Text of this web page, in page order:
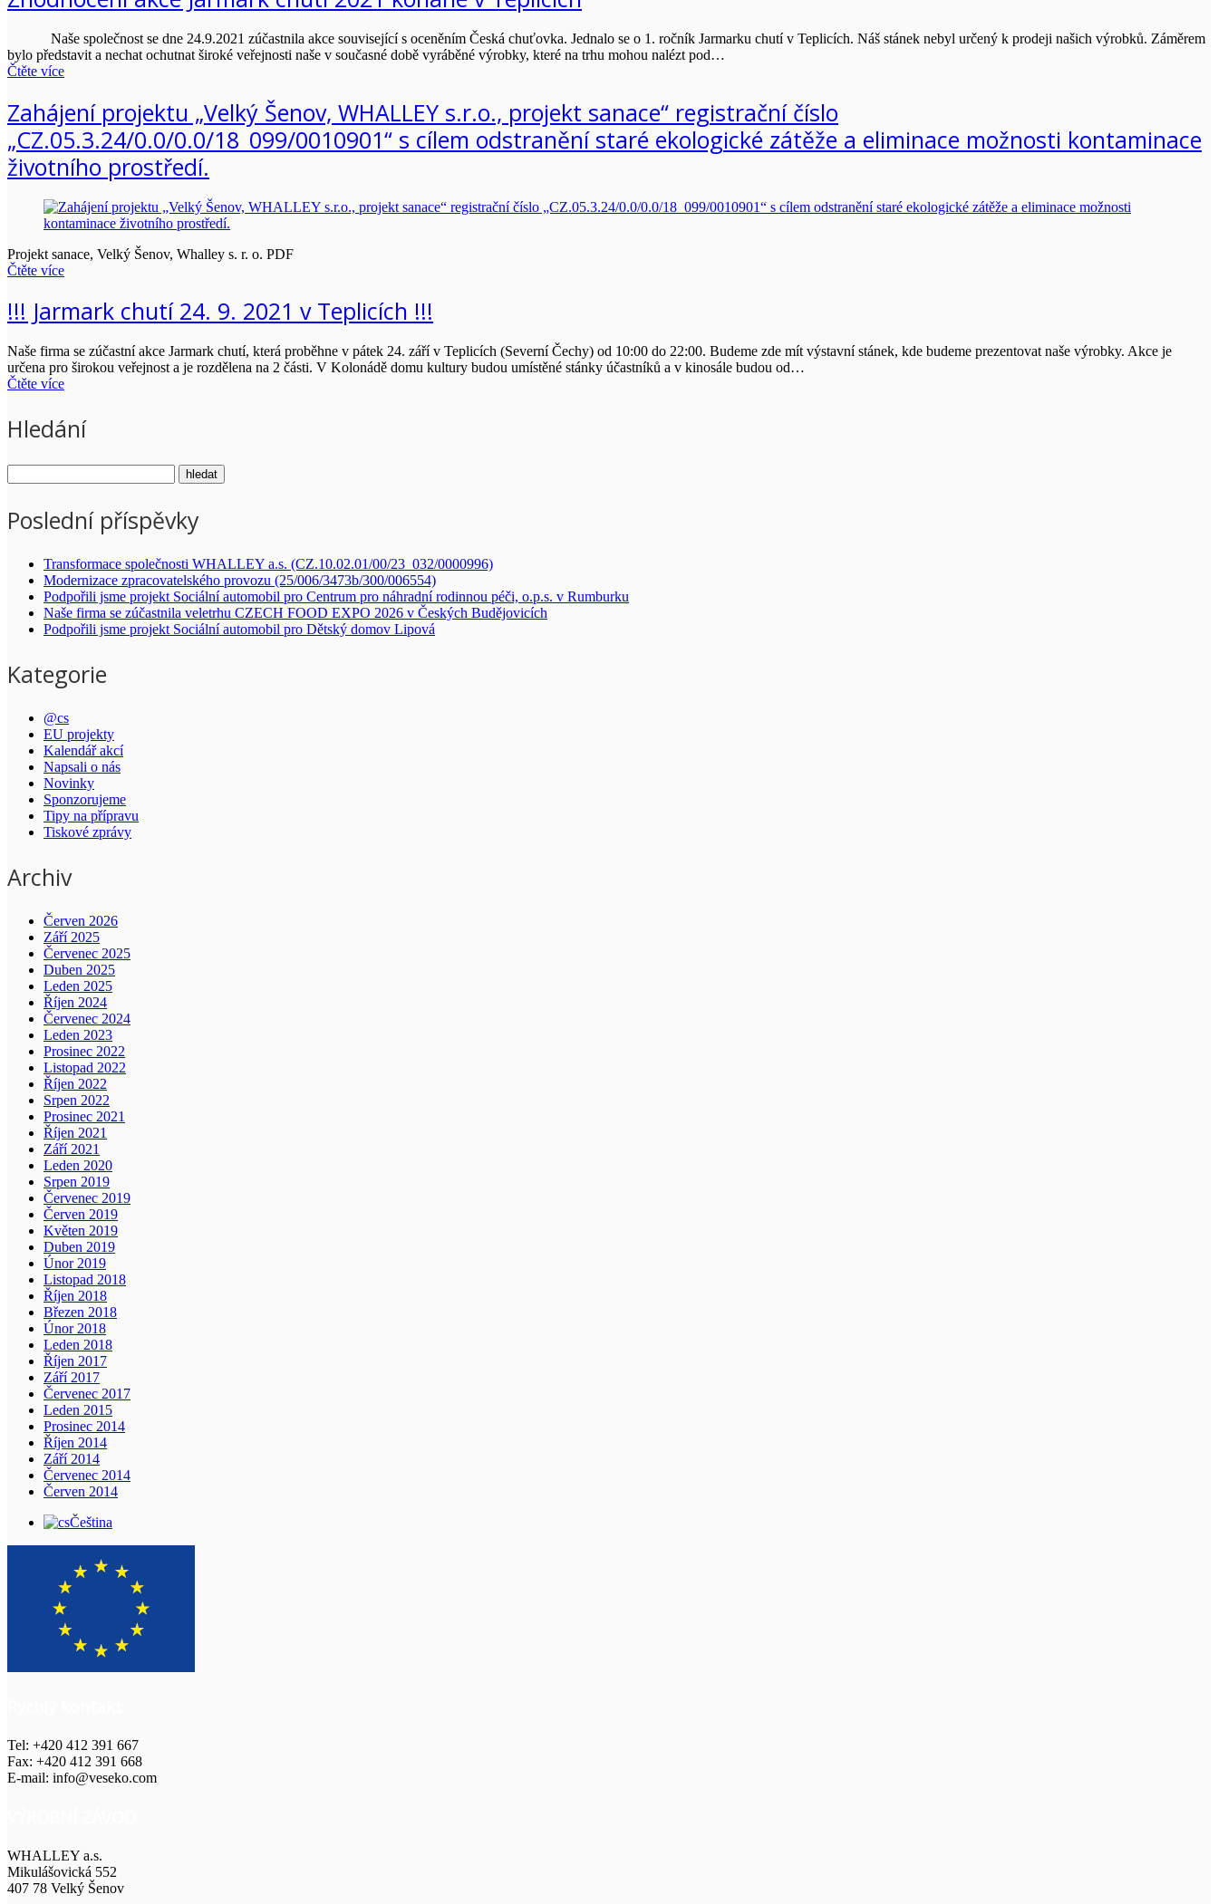
Naše společnost se dne 24.9.2021 zúčastnila akce související s oceněním Česká chuťovka. Jednalo se o 1. ročník Jarmarku chutí v Teplicích. Náš stánek nebyl určený k prodeji našich výrobků. Záměrem
bylo představit a nechat ochutnat široké veřejnosti naše v současné době vyráběné výrobky, které na trhu mohou nalézt pod…
Čtěte více
Zahájení projektu „Velký Šenov, WHALLEY s.r.o., projekt sanace“ registrační číslo
„CZ.05.3.24/0.0/0.0/18_099/0010901“ s cílem odstranění staré ekologické zátěže a eliminace možnosti kontaminace
životního prostředí.
Projekt sanace, Velký Šenov, Whalley s. r. o. PDF
Čtěte více
!!! Jarmark chutí 24. 9. 2021 v Teplicích !!!
Naše firma se zúčastní akce Jarmark chutí, která proběhne v pátek 24. září v Teplicích (Severní Čechy) od 10:00 do 22:00. Budeme zde mít výstavní stánek, kde budeme prezentovat naše výrobky. Akce je
určena pro širokou veřejnost a je rozdělena na 2 části. V Kolonádě domu kultury budou umístěné stánky účastníků a v kinosále budou od…
Čtěte více
Hledání
Poslední příspěvky
Transformace společnosti WHALLEY a.s. (CZ.10.02.01/00/23_032/0000996)
Modernizace zpracovatelského provozu (25/006/3473b/300/006554)
Podpořili jsme projekt Sociální automobil pro Centrum pro náhradní rodinnou péči, o.p.s. v Rumburku
Naše firma se zúčastnila veletrhu CZECH FOOD EXPO 2026 v Českých Budějovicích
Podpořili jsme projekt Sociální automobil pro Dětský domov Lipová
Kategorie
@cs
EU projekty
Kalendář akcí
Napsali o nás
Novinky
Sponzorujeme
Tipy na přípravu
Tiskové zprávy
Archiv
Červen 2026
Září 2025
Červenec 2025
Duben 2025
Leden 2025
Říjen 2024
Červenec 2024
Leden 2023
Prosinec 2022
Listopad 2022
Říjen 2022
Srpen 2022
Prosinec 2021
Říjen 2021
Září 2021
Leden 2020
Srpen 2019
Červenec 2019
Červen 2019
Květen 2019
Duben 2019
Únor 2019
Listopad 2018
Říjen 2018
Březen 2018
Únor 2018
Leden 2018
Říjen 2017
Září 2017
Červenec 2017
Leden 2015
Prosinec 2014
Říjen 2014
Září 2014
Červenec 2014
Červen 2014
Čeština
Tel: +420 412 391 667
Fax: +420 412 391 668
E-mail: info@veseko.com
WHALLEY a.s.
Mikulášovická 552
407 78 Velký Šenov